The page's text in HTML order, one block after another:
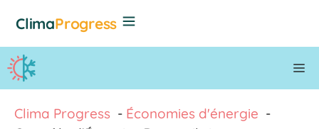
contenu
ClimaProgress
Clima Progress
Économies d'énergie